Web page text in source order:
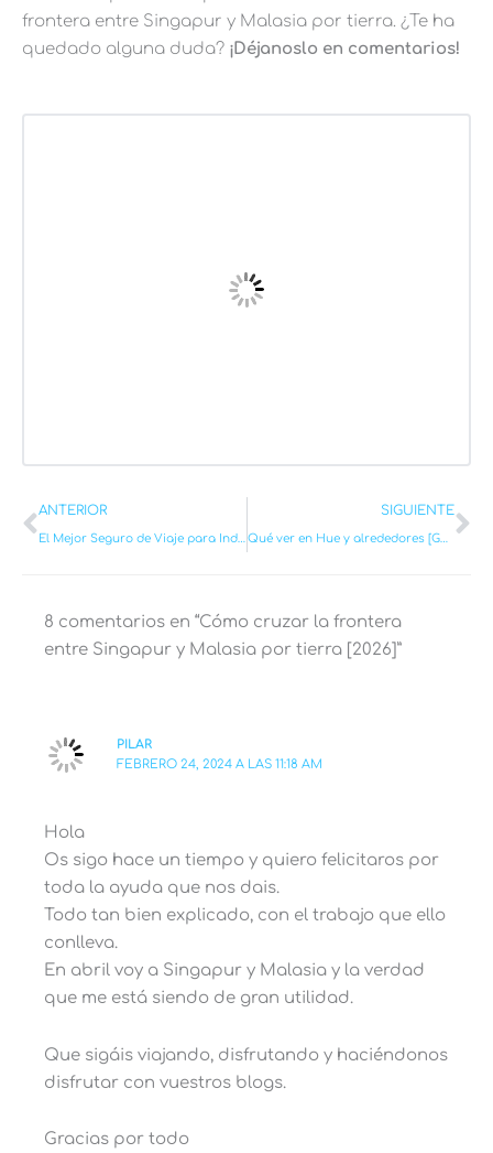
frontera entre Singapur y Malasia por tierra. ¿Te ha
quedado alguna duda? ¡Déjanoslo en comentarios!
Ant
ANTERIOR
El Mejor Seguro de Viaje para Indonesia en 2026 [con 5% de Descuento Gratis]
SIGUIENTE
Qué ver en Hue y alrededores [Guía con recomendaciones + Mapa] 2026
8 comentarios en “Cómo cruzar la frontera
entre Singapur y Malasia por tierra [2026]”
PILAR
FEBRERO 24, 2024 A LAS 11:18 AM
Hola
Os sigo hace un tiempo y quiero felicitaros por
toda la ayuda que nos dais.
Todo tan bien explicado, con el trabajo que ello
conlleva.
En abril voy a Singapur y Malasia y la verdad
que me está siendo de gran utilidad.
Que sigáis viajando, disfrutando y haciéndonos
disfrutar con vuestros blogs.
Gracias por todo